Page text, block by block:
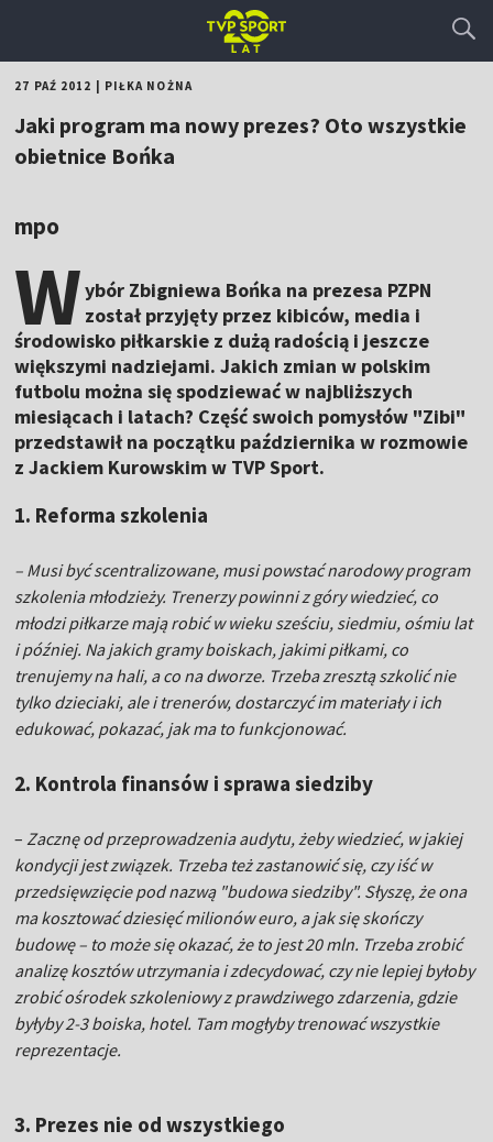
27 PAŹ 2012 PIŁKA NOŻNA
Jaki program ma nowy prezes? Oto wszystkie
obietnice Bońka
mpo
Wybór Zbigniewa Bońka na prezesa PZPN
został przyjęty przez kibiców, media i
środowisko piłkarskie z dużą radością i jeszcze
większymi nadziejami. Jakich zmian w polskim
futbolu można się spodziewać w najbliższych
miesiącach i latach? Część swoich pomysłów "Zibi"
przedstawił na początku października w rozmowie
z Jackiem Kurowskim w TVP Sport.
1. Reforma szkolenia
– Musi być scentralizowane, musi powstać narodowy program
szkolenia młodzieży. Trenerzy powinni z góry wiedzieć, co
młodzi piłkarze mają robić w wieku sześciu, siedmiu, ośmiu lat
i później. Na jakich gramy boiskach, jakimi piłkami, co
trenujemy na hali, a co na dworze. Trzeba zresztą szkolić nie
tylko dzieciaki, ale i trenerów, dostarczyć im materiały i ich
edukować, pokazać, jak ma to funkcjonować.
2. Kontrola finansów i sprawa siedziby
–Zacznę od przeprowadzenia audytu, żeby wiedzieć, w jakiej
kondycji jest związek. Trzeba też zastanowić się, czy iść w
przedsięwzięcie pod nazwą "budowa siedziby". Słyszę, że ona
ma kosztować dziesięć milionów euro, a jak się skończy
budowę – to może się okazać, że to jest 20 mln. Trzeba zrobić
analizę kosztów utrzymania i zdecydować, czy nie lepiej byłoby
zrobić ośrodek szkoleniowy z prawdziwego zdarzenia, gdzie
byłyby 2-3 boiska, hotel. Tam mogłyby trenować wszystkie
reprezentacje.
3. Prezes nie od wszystkiego